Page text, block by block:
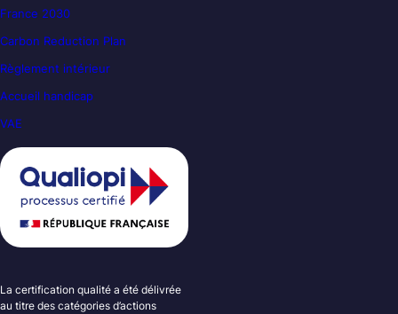
France 2030
Carbon Reduction Plan
Règlement intérieur
Accueil handicap
VAE
La certification qualité a été délivrée
au titre des catégories d’actions